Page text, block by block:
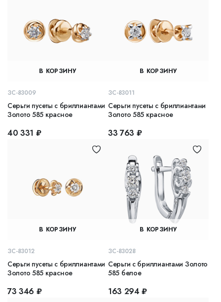
В КОРЗИНУ
ЗС-83009
Серьги пусеты с бриллиантами
Золото 585 красное
40 331 ₽
В КОРЗИНУ
ЗС-83011
Серьги пусеты с бриллиантами
Золото 585 красное
33 763 ₽
В КОРЗИНУ
ЗС-83012
Серьги пусеты с бриллиантами
Золото 585 красное
73 346 ₽
В КОРЗИНУ
ЗС-83028
Серьги с бриллиантами Золото
585 белое
163 294 ₽